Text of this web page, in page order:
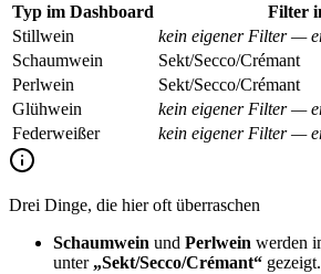
Typ im Dashboard
Filter
Stillwein
kein eigener Filter —
Schaumwein
Sekt/Secco/Crémant
Perlwein
Sekt/Secco/Crémant
Glühwein
kein eigener Filter —
Federweißer
kein eigener Filter —
Drei Dinge, die hier oft überraschen
Schaumwein und Perlwein werden
unter „Sekt/Secco/Crémant“ gezeigt.